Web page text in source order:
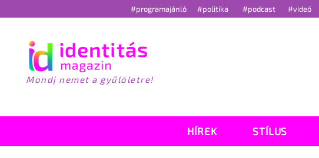
#programajánló #politika #podcast #videó
Mondj nemet a gyűlöletre!
HÍREK STÍLUS